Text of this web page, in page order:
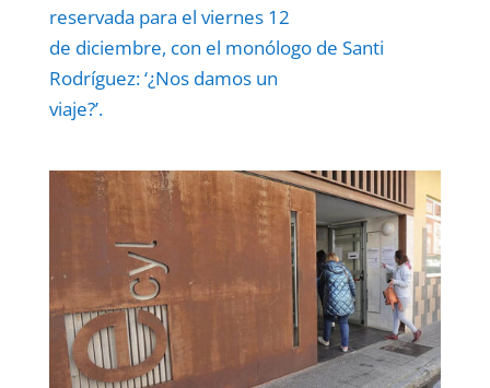
reservada para el viernes 12
de diciembre, con el monólogo de Santi
Rodríguez: ‘¿Nos damos un
viaje?’.